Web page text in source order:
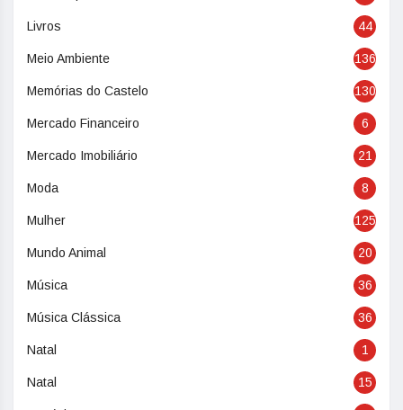
Livros 44
Meio Ambiente 136
Memórias do Castelo 130
Mercado Financeiro 6
Mercado Imobiliário 21
Moda 8
Mulher 125
Mundo Animal 20
Música 36
Música Clássica 36
Natal 1
Natal 15